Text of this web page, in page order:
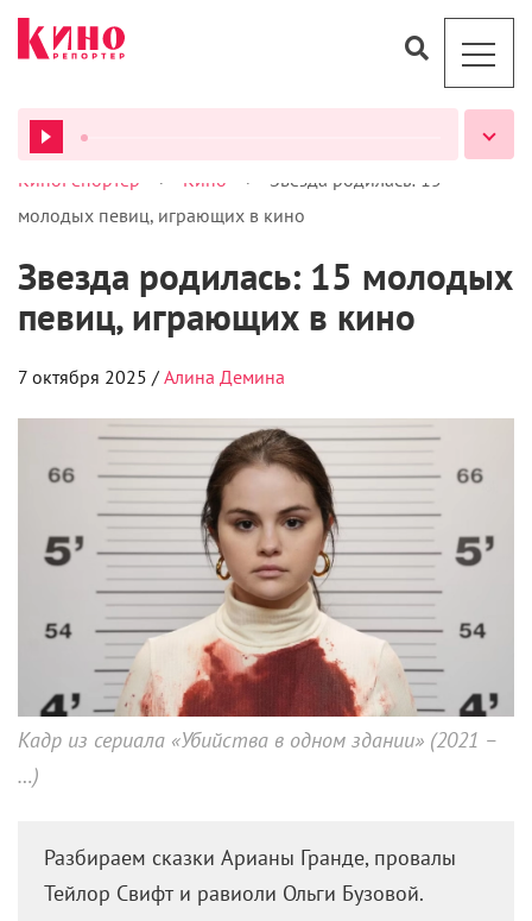
ВСЕ ПОДКАСТЫ
КиноРепортер > Кино >
Звезда родилась: 15
молодых певиц, играющих в кино
Звезда родилась: 15 молодых
певиц, играющих в кино
7 октября 2025 / Алина Демина
Кадр из сериала «Убийства в одном здании» (2021 –
…)
Разбираем сказки Арианы Гранде, провалы
Тейлор Свифт и равиоли Ольги Бузовой.